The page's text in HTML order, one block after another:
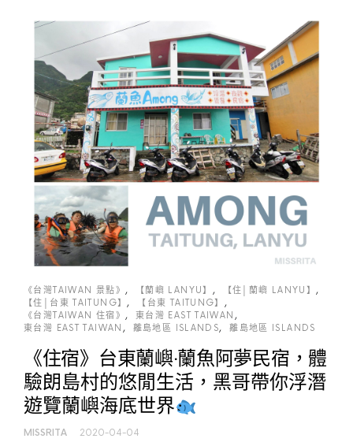
《台灣TAIWAN 景點》 【蘭嶼 LANYU】
【住│蘭嶼 LANYU】
【住│台東 TAITUNG】
【台東 TAITUNG】
《台灣TAIWAN 住宿》
東台灣 EAST TAIWAN
東台灣 EAST TAIWAN
離島地區 ISLANDS 離島地區 ISLANDS
《住宿》台東蘭嶼‧蘭魚阿夢民宿，體
驗朗島村的悠閒生活，黑哥帶你浮潛
遊覽蘭嶼海底世界
MISSRITA 2020-04-04